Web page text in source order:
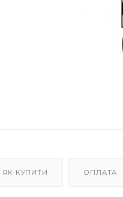
ЯК КУПИТИ ОПЛАТА